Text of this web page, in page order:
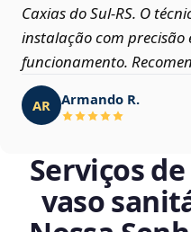
Caxias do Sul‑RS. O
instalação com precisão
funcionamento.
AR Armando R.
Serviços
vaso